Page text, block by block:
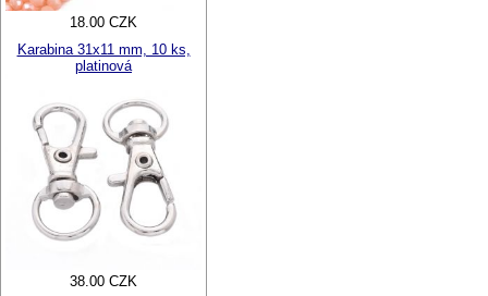
18.00 CZK
Karabina 31x11 mm, 10 ks,
platinová
38.00 CZK